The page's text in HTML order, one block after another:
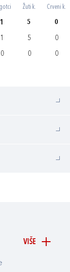
Žuti k. Crveni k.
1 5 0
1 5 0
0 0 0
VIŠE